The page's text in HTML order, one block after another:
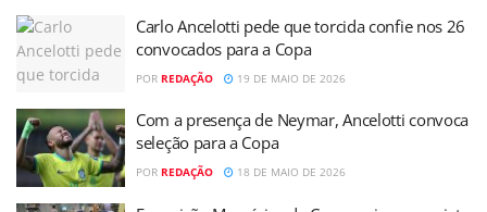
Carlo Ancelotti pede que torcida confie nos 26
convocados para a Copa
POR REDAÇÃO 19 DE MAIO DE 2026
Com a presença de Neymar, Ancelotti convoca
seleção para a Copa
POR REDAÇÃO 18 DE MAIO DE 2026